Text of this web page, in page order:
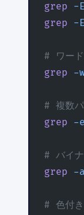
grep -E
grep -E
# ワー
grep -
# 複数
grep -e
# バイ
grep -a
# 色付き